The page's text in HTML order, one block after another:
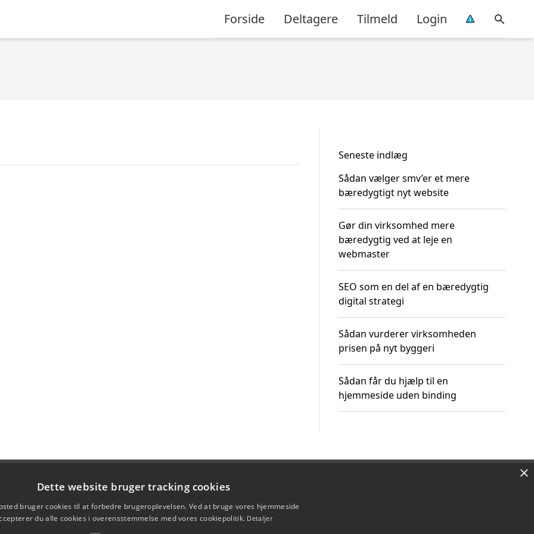
Forside Deltagere Tilmeld Login
Seneste indlæg
Sådan vælger smv’er et mere
bæredygtigt nyt website
Gør din virksomhed mere
bæredygtig ved at leje en
webmaster
SEO som en del af en bæredygtig
digital strategi
Sådan vurderer virksomheden
prisen på nyt byggeri
Sådan får du hjælp til en
hjemmeside uden binding
×
Dette website bruger tracking cookies
bruger cookies til at forbedre brugeroplevelsen. Ved at bruge vores hjemmeside
du alle cookies i overensstemmelse med vores cookiepolitik. Detaljer